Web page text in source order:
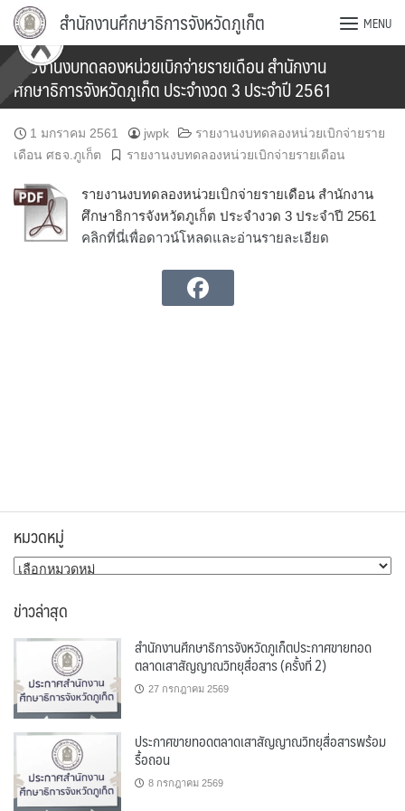
Skip
content
สำนักงานศึกษาธิการจังหวัดภูเก็ต MENU
รายงานงบทดลองหน่วยเบิกจ่ายรายเดือน สำนักงาน
ศึกษาธิการจังหวัดภูเก็ต ประจำงวด 3 ประจำปี 2561
1 มกราคม 2561 jwpk
รายงานงบทดลองหน่วยเบิกจ่ายราย
เดือน ศธจ.ภูเก็ต
รายงานงบทดลองหน่วยเบิกจ่ายรายเดือน
รายงานงบทดลองหน่วยเบิกจ่ายรายเดือน สำนักงาน
ศึกษาธิการจังหวัดภูเก็ต ประจำงวด 3 ประจำปี 2561
คลิกที่นี่เพื่อดาวน์โหลดและอ่านรายละเอียด
หมวดหมู่
หมวด
ข่าวล่าสุด
สำนักงานศึกษาธิการจังหวัดภูเก็ตประกาศขายทอด
ตลาดเสาสัญญาณวิทยุสื่อสาร (ครั้งที่ 2)
27 กรกฎาคม 2569
ประกาศขายทอดตลาดเสาสัญญาณวิทยุสื่อสารพร้อม
รื้อถอน
8 กรกฎาคม 2569